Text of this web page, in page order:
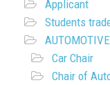
Applicant
Students
Car Chair
Chair of